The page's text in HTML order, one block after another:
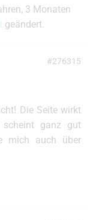
3 Monaten
geändert.
#276315
Die Seite wirkt
scheint ganz gut
mich auch über